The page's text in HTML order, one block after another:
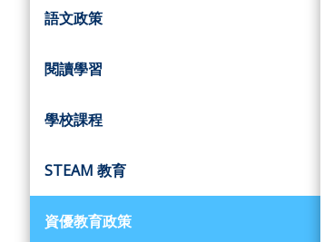
語文政策
閱讀學習
學校課程
STEAM 教育
資優教育政策